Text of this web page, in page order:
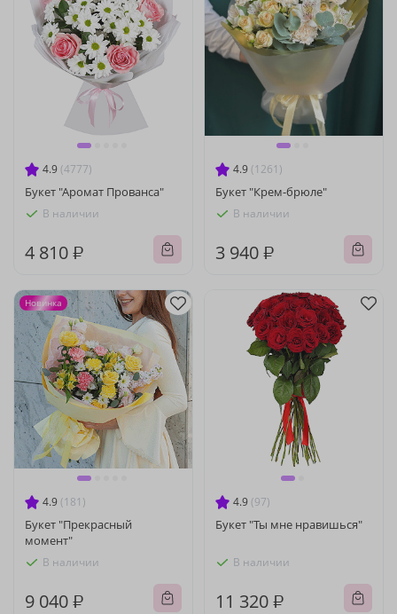
4.9 (4777)
Букет "Аромат Прованса"
В наличии
4 810 ₽
4.9 (1261)
Букет "Крем-брюле"
В наличии
3 940 ₽
4.9 (181)
Букет "Прекрасный
момент"
В наличии
9 040 ₽
Новинка
4.9 (97)
Букет "Ты мне нравишься"
В наличии
11 320 ₽